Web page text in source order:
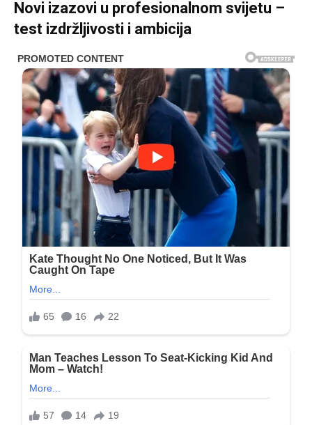
Novi izazovi u profesionalnom svijetu –
test izdržljivosti i ambicija